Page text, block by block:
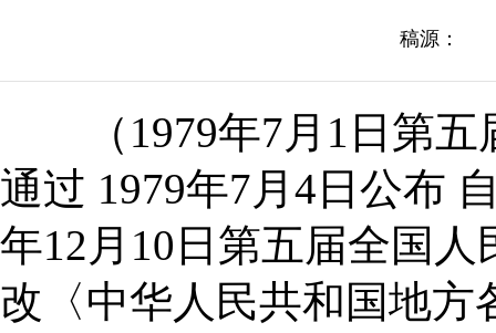
稿源：
（1979年7月1日第五
通过 1979年7月4日公布
年12月10日第五届全国
改〈中华人民共和国地方